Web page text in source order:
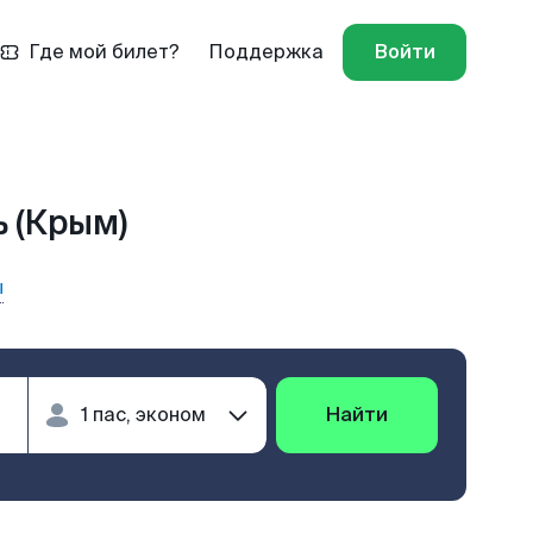
Где мой билет? Поддержка Войти
(Крым)
Найти